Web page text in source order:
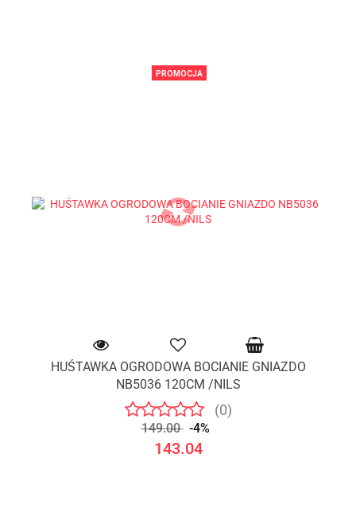
PROMOCJA
HUŚTAWKA OGRODOWA BOCIANIE GNIAZDO
NB5036 120CM /NILS
(0)
149.00 -4%
143.04